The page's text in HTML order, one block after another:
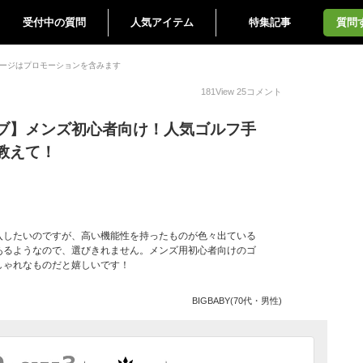
受付中の質問 人気アイテム 特集記事 質問
ジはプロモーションを含みます
181View 25コメント
】メンズ初心者向け！人気ゴルフ手
えて！
たいのですが、高い機能性を持ったものが色々出ている
ようなので、選びきれません。メンズ用初心者向けのゴ
れなものだと嬉しいです！
BIGBABY(70代・男性)